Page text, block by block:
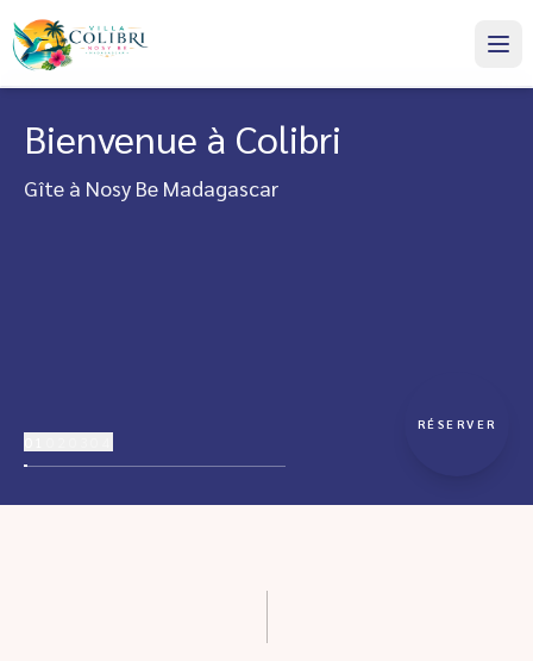
Bienvenue à Colibri
Gîte à Nosy Be Madagascar
RÉSERVER